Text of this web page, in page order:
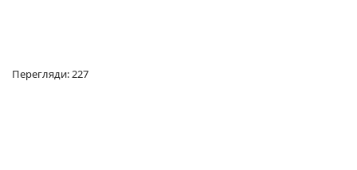
Перегляди: 227